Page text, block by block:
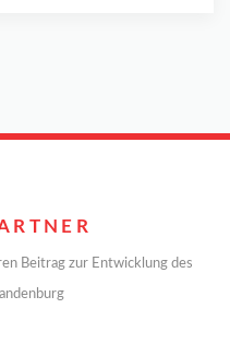
Beitrag zur Entwicklung des